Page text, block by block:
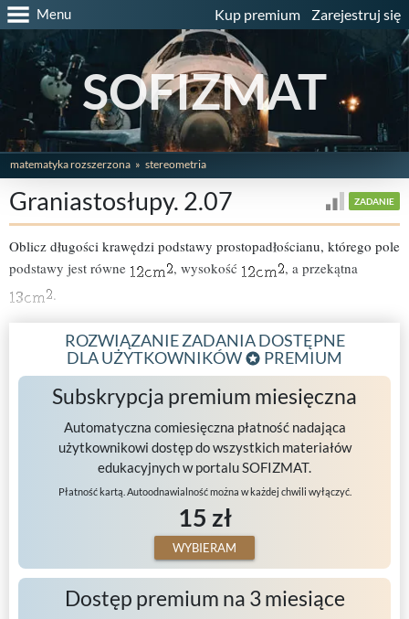
Menu Kup premium Zarejestruj się
SOFIZMAT
matematyka rozszerzona stereometria
Graniastosłupy. 2.07 ZADANIE
Oblicz długości krawędzi podstawy prostopadłościanu, którego pole
podstawy jest równe
, wysokość
, a przekątna
.
ROZWIĄZANIE ZADANIA DOSTĘPNE
DLA UŻYTKOWNIKÓW
PREMIUM
Subskrypcja premium miesięczna
Automatyczna comiesięczna płatność nadająca
użytkownikowi dostęp do wszystkich materiałów
edukacyjnych w portalu SOFIZMAT.
Płatność kartą. Autoodnawialność można w każdej chwili wyłączyć.
15 zł
WYBIERAM
Dostęp premium na 3 miesiące